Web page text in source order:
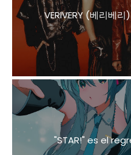
VERIVERY (베리베
"STAR!" es el